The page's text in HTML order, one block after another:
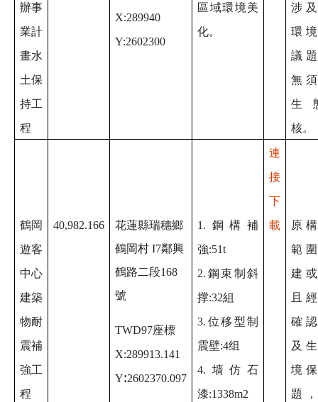
辦事
業計
畫水
土保
持工
程
X:289940
Y:2602300
區域環境美
化。
涉
環
議
無
生
核。
鶴岡
遊客
中心
建築
物耐
震補
強工
程
40,982.166
花蓮縣瑞穗鄉
鶴岡村 I7鄰興
鶴路二段168
號
TWD97座標
X:289913.141
Y:2602370.097
1.鋼構補
強:51t
2.鋼束制斜
撑:32組
3.位移型制
震壁:4组
4.墙仿石
漆:1338m2
連
接
下
載
原
範
建
且
確
及
境
題